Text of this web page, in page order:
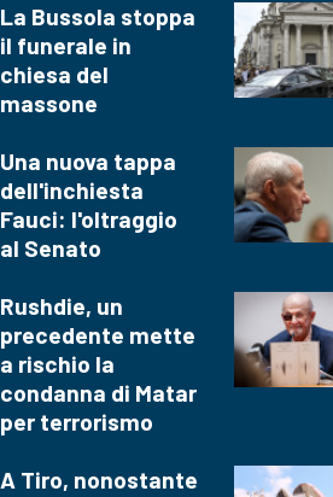
La Bussola stoppa
il funerale in
chiesa del
massone
Una nuova tappa
dell'inchiesta
Fauci: l'oltraggio
al Senato
Rushdie, un
precedente mette
a rischio la
condanna di Matar
per terrorismo
A Tiro, nonostante